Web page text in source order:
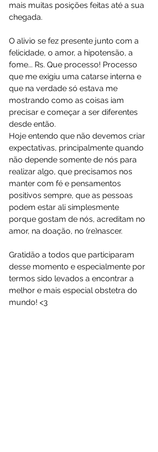
mais muitas posições feitas até a sua
chegada.
O alivio se fez presente junto com a
felicidade, o amor, a hipotensão, a
fome... Rs. Que processo! Processo
que me exigiu uma catarse interna e
que na verdade só estava me
mostrando como as coisas iam
precisar e começar a ser diferentes
desde então.
Hoje entendo que não devemos criar
expectativas, principalmente quando
não depende somente de nós para
realizar algo, que precisamos nos
manter com fé e pensamentos
positivos sempre, que as pessoas
podem estar ali simplesmente
porque gostam de nós, acreditam no
amor, na doação, no (re)nascer.
Gratidão a todos que participaram
desse momento e especialmente por
termos sido levados a encontrar a
melhor e mais especial obstetra do
mundo! <3